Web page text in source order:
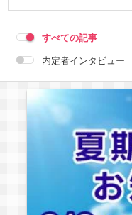
ゲームクリエイター学科
アニメーション学科
声優学科
すべての記事
内定者インタビュー